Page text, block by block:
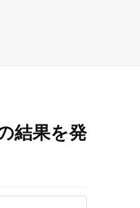
結果を発